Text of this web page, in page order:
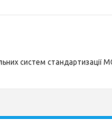
систем стандартизації